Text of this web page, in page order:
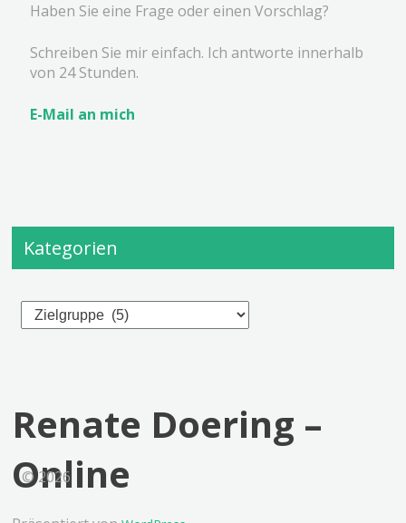
Haben Sie eine Frage oder einen Vorschlag?
Schreiben Sie mir einfach. Ich antworte innerhalb
von 24 Stunden.
E-Mail an mich
Kategorien
Kategorien
Renate Doering –
Online
© 2026